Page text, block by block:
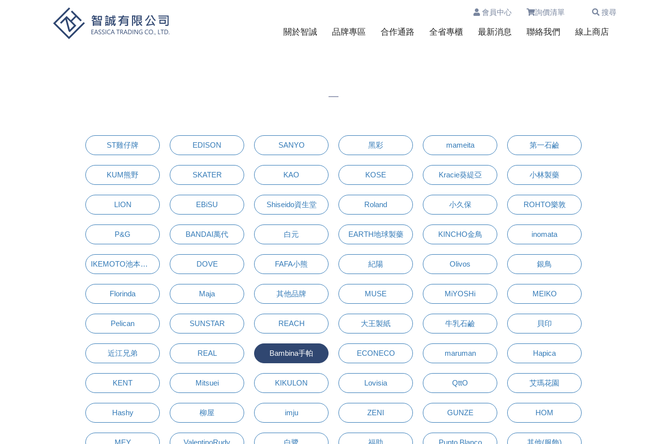
會員中心 詢價清單 搜尋
關於智誠 品牌專區 合作通路 全省專櫃 最新消息 聯絡我們 線上商店
ST雞仔牌 EDISON SANYO 黑彩 mameita 第一石鹼
KUM熊野 SKATER KAO KOSE Kracie葵緹亞 小林製藥
LION EBiSU Shiseido資生堂 Roland 小久保 ROHTO樂敦
P&G BANDAI萬代 白元 EARTH地球製藥 KINCHO金鳥 inomata
IKEMOTO池本刷子 DOVE FAFA小熊 紀陽 Olivos 銀鳥
Florinda Maja 其他品牌 MUSE MiYOSHi MEIKO
Pelican SUNSTAR REACH 大王製紙 牛乳石鹼 貝印
近江兄弟 REAL Bambina手帕 ECONECO maruman Hapica
KENT Mitsuei KIKULON Lovisia QttO 艾瑪花園
Hashy 柳屋 imju ZENI GUNZE HOM
MEY ValentinoRudy 白鷺 福助 Punto Blanco 其他(服飾)